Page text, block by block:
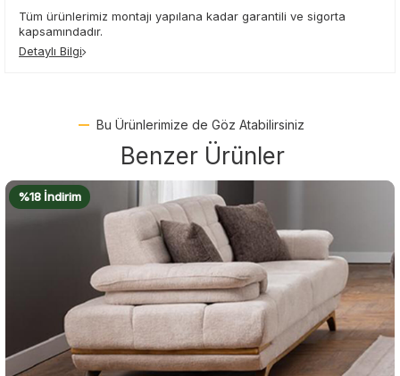
Tüm ürünlerimiz montajı yapılana kadar garantili ve sigorta
kapsamındadır.
Detaylı Bilgi
Bu Ürünlerimize de Göz Atabilirsiniz
Benzer Ürünler
%18 İndirim